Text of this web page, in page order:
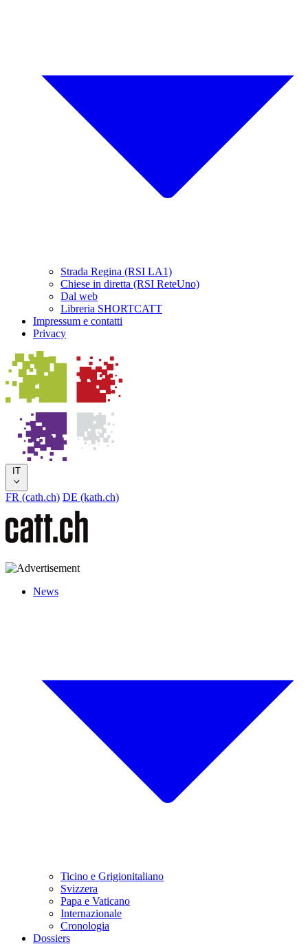
Strada Regina (RSI LA1)
Chiese in diretta (RSI ReteUno)
Dal web
Libreria SHORTCATT
Impressum e contatti
Privacy
IT
FR (cath.ch) DE (kath.ch)
News
Ticino e Grigionitaliano
Svizzera
Papa e Vaticano
Internazionale
Cronologia
Dossiers